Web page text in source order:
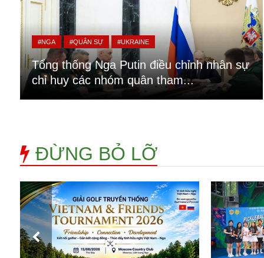
Aeroflot
ASEAN
Argentina
Ai
Azovstal
#NGA #QUÂN SỰ #UKRAINE
Tổng thống Nga Putin điều chỉnh nhân sự
chỉ huy các nhóm quân tham...
ĐỪNG BỎ LỠ